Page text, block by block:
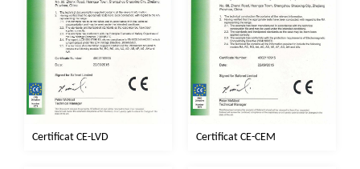
Certificat CE-LVD Certificat CE-CEM